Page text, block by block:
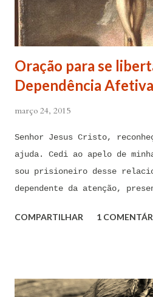
Oração para se
Dependência Afetiva
março 24, 2015
Senhor Jesus Cristo,
ajuda. Cedi ao apelo de
sou prisioneiro desse
dependente da atenção,
para me libertar da
tentação me venceu. E
COMPARTILHAR 1